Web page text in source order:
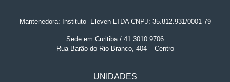
Mantenedora: Instituto. Eleven LTDA CNPJ: 35.812.931/0001-79
Sede em Curitiba / 41 3010.9706
Rua Barão do Rio Branco, 404 – Centro
UNIDADES